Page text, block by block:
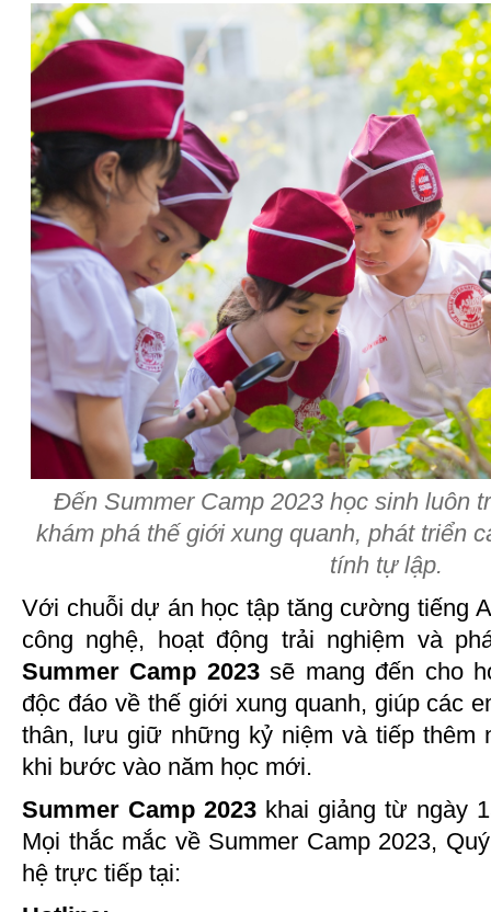
Đến Summer Camp 2023 học sinh luôn
khám phá thế giới xung quanh, phát triển
tính tự lập.
Với chuỗi dự án học tập tăng cường tiếng
công nghệ, hoạt động trải nghiệm và
Summer Camp 2023sẽ mang đến cho
độc đáo về thế giới xung quanh, giúp các
thân, lưu giữ những kỷ niệm và tiếp thêm
khi bước vào năm học mới.
Summer Camp 2023 khai giảng từ ngày
Mọi thắc mắc về Summer Camp 2023,
hệ trực tiếp tại: